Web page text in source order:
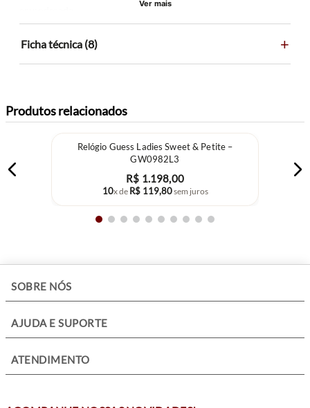
Ver mais
Ficha técnica (8) +
Produtos relacionados
Relógio Guess Ladies Sweet & Petite –
GW0982L3
R$ 1.198,00
10x de R$ 119,80sem juros
SOBRE NÓS
AJUDA E SUPORTE
ATENDIMENTO